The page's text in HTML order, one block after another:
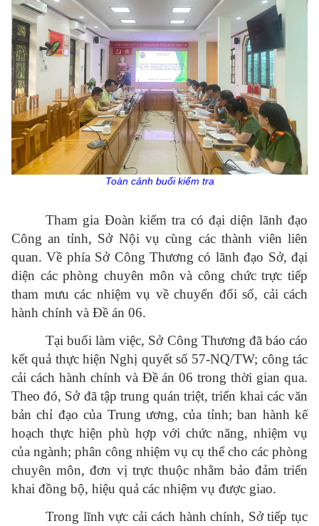
Toàn cảnh buổi kiểm tra
Tham gia Đoàn kiểm tra có đại diện lãnh đạo
Công an tỉnh, Sở Nội vụ cùng các thành viên liên
quan. Về phía Sở Công Thương có lãnh đạo Sở, đại
diện các phòng chuyên môn và công chức trực tiếp
tham mưu các nhiệm vụ về chuyển đổi số, cải cách
hành chính và Đề án 06.
Tại buổi làm việc, Sở Công Thương đã báo cáo
kết quả thực hiện Nghị quyết số 57-NQ/TW; công tác
cải cách hành chính và Đề án 06 trong thời gian qua.
Theo đó, Sở đã tập trung quán triệt, triển khai các văn
bản chỉ đạo của Trung ương, của tỉnh; ban hành kế
hoạch thực hiện phù hợp với chức năng, nhiệm vụ
của ngành; phân công nhiệm vụ cụ thể cho các phòng
chuyên môn, đơn vị trực thuộc nhằm bảo đảm triển
khai đồng bộ, hiệu quả các nhiệm vụ được giao.
Trong lĩnh vực cải cách hành chính, Sở tiếp tục